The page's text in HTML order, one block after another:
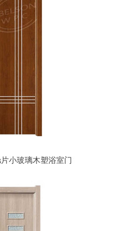
小玻璃木塑浴室门